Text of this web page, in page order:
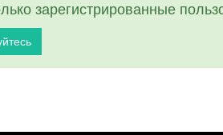
зарегистрированные